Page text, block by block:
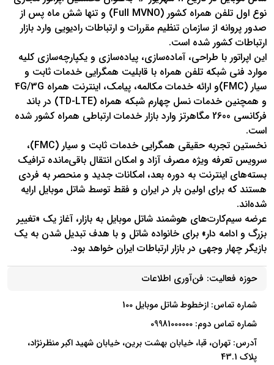
نوع اول تلفن همراه کشور (Full MVNO) و تنها شش ماه پس از
صدور پروانه از سازمان تنظیم مقررات و ارتباطات رادیویی وارد بازار
ارتباطات کشور شده است.
این اپراتور با طراحی، آماده‌سازی، پیاده‌سازی و یکپارچه‌سازی کلیه
موارد فنی شبکه تلفن همراه با قابلیت همگرایی خدمات ثابت و
سیار (FMC)و ارائه خدمات مکالمه، پیامک، اینترنت همراه 4G/3G
و همچنین خدمات نسل چهارم شبکه همراه (TD-LTE) در باند
فرکانسی 2600 مگاهرتز وارد بازار خدمات ارتباطی همراه کشور شده
است.
نخستین تجربه حقیقی همگرایی خدمات ثابت و سیار (FMC)،
سرویس تعرفه ویژه مصرف آزاد و امکان انتقال باقی‌مانده ترافیک
بسته‌های اینترنت به دوره بعد، امکانات جدید و منحصر به فردی
هستند که برای اولین بار در ایران و فقط توسط شاتل موبایل ارایه
شده‌اند.
عرضه سیم‌کارت‌های هوشمند شاتل موبایل به بازار، آغاز یک «تغییر
بزرگ و ادامه دار» برای خانواده شاتل و با هدف تبدیل شدن به یک
بازیگر چهار وجهی در بازار ارتباطات ایران خواهد بود.
حوزه فعالیت: فن‌آوری اطلاعات
شماره تماس: ازخطوط شاتل موبایل 100
شماره تماس دوم: 09981000000
آدرس: تهران، قبا، خیابان بهشت برین، خیابان شهید اکبر منظرنژاد،
پلاک 43.1